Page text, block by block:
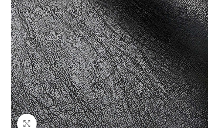
Клацніть, щоб збільшити